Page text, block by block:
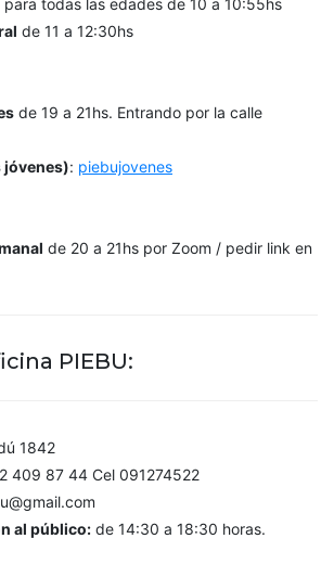
de 11 a 12:30hs
de 19 a 21hs. Entrando por la calle
jóvenes): piebujovenes
de 20 a 21hs por Zoom / pedir link en
PIEBU:
1842
409 87 44 Cel 091274522
al público: de 14:30 a 18:30 horas.